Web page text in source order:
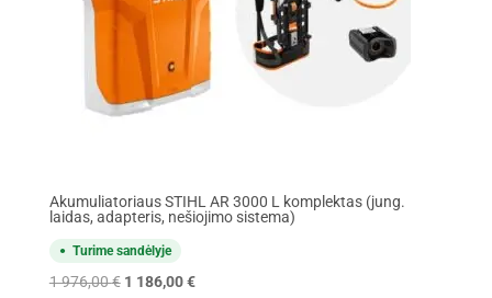
Akumuliatoriaus STIHL AR 3000 L komplektas (jung.
laidas, adapteris, nešiojimo sistema)
Turime sandėlyje
1 976,00€ Original
1 186,00€Current